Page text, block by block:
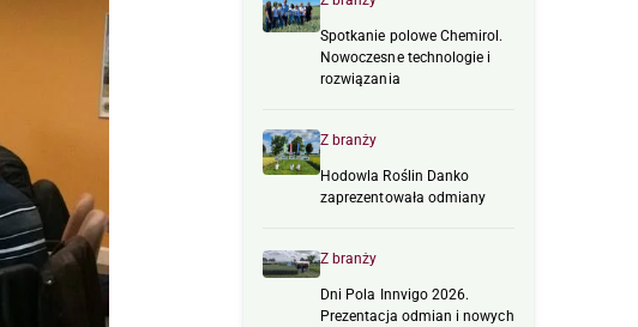
Spotkanie polowe Chemirol.
Nowoczesne technologie i
rozwiązania
Z branży
Hodowla Roślin Danko
zaprezentowała odmiany
Z branży
Dni Pola Innvigo 2026.
Prezentacja odmian i nowych